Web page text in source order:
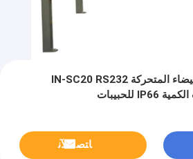
نطاق ناقل القطرات البيضاء المتحركة IN-SC20 RS232
ﺎﺘﺼﻟ ﺍﻶﻧ